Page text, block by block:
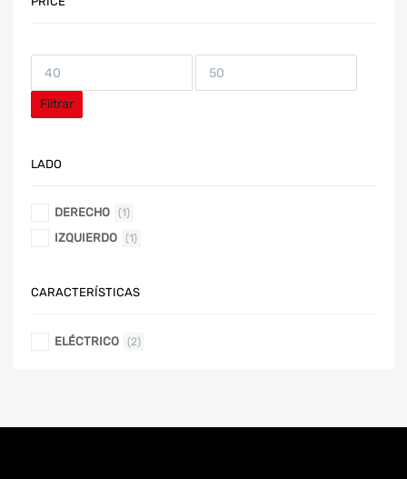
Filtrar
LADO
DERECHO (1)
IZQUIERDO (1)
CARACTERÍSTICAS
ELÉCTRICO (2)